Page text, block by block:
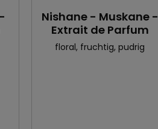
Nishane - Muskane -
Extrait de Parfum
floral, fruchtig, pudrig